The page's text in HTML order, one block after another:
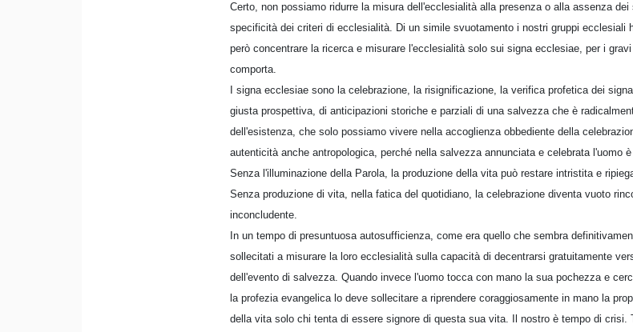
Certo, non possiamo ridurre la misura dell'ecclesialità alla presenza o alla assenza
specificità dei criteri di ecclesialità. Di un simile svuotamento i nostri gruppi ecclesiali
però concentrare la ricerca e misurare l'ecclesialità solo sui signa ecclesiae, per i
comporta.
I signa ecclesiae sono la celebrazione, la risignificazione, la verifica profetica dei
giusta prospettiva, di anticipazioni storiche e parziali di una salvezza che è
dell'esistenza, che solo possiamo vivere nella accoglienza obbediente della
autenticità anche antropologica, perché nella salvezza annunciata e celebrata l'uomo
Senza l'illuminazione della Parola, la produzione della vita può restare intristita e
Senza produzione di vita, nella fatica del quotidiano, la celebrazione diventa vuoto
inconcludente.
In un tempo di presuntuosa autosufficienza, come era quello che sembra
sollecitati a misurare la loro ecclesialità sulla capacità di decentrarsi gratuitamente
dell'evento di salvezza. Quando invece l'uomo tocca con mano la sua pochezza e
la profezia evangelica lo deve sollecitare a riprendere coraggiosamente in mano la
della vita solo chi tenta di essere signore di questa sua vita. Il nostro è tempo di crisi.